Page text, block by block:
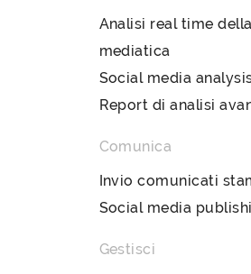
Analisi real time
mediatica
Social media
Report di analisi
Comunica
Invio comunicati
Social media
Gestisci